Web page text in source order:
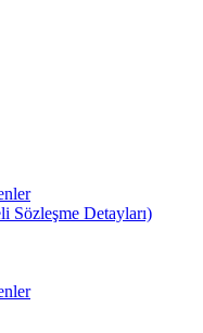
Sözleşme Detayları)